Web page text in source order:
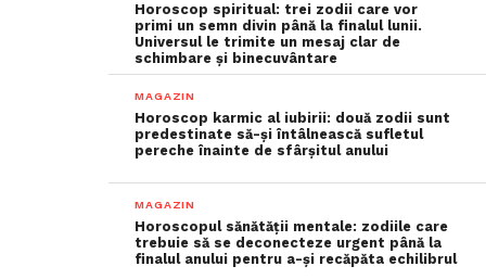
Horoscop spiritual: trei zodii care vor
primi un semn divin până la finalul lunii.
Universul le trimite un mesaj clar de
schimbare și binecuvântare
MAGAZIN
Horoscop karmic al iubirii: două zodii sunt
predestinate să-și întâlnească sufletul
pereche înainte de sfârșitul anului
MAGAZIN
Horoscopul sănătății mentale: zodiile care
trebuie să se deconecteze urgent până la
finalul anului pentru a-și recăpăta echilibrul